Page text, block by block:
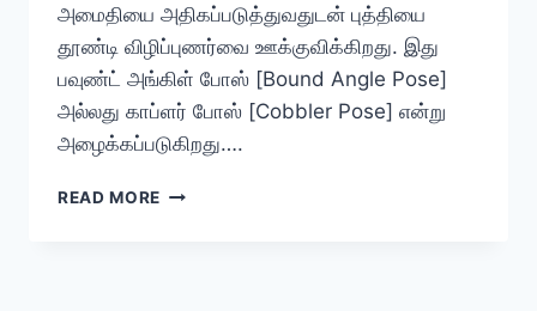
அமைதியை அதிகப்படுத்துவதுடன் புத்தியை
தூண்டி விழிப்புணர்வை ஊக்குவிக்கிறது. இது
பவுண்ட் அங்கிள் போஸ் [Bound Angle Pose]
அல்லது காப்ளர் போஸ் [Cobbler Pose] என்று
அழைக்கப்படுகிறது….
READ MORE பட்டர்பிளை